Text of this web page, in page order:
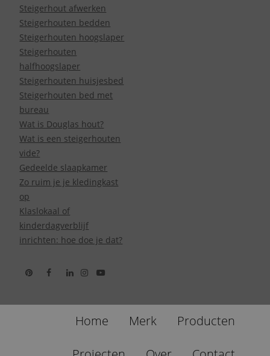
Steigerhout afwerken
Steigerhouten bedden
Steigerhouten hoogslaper
Steigerhouten
halfhoogslaper
Steigerhouten huisjesbed
Steigerhouten bed met
bureau
Wat is Douglas hout?
Wat is een steigerhouten
vide?
Gedeelde slaapkamer
Zo ruim je je kledingkast
op
Klaslokaal of
kinderdagverblijf
inrichten: hoe doe je dat?
Home Merk Producten